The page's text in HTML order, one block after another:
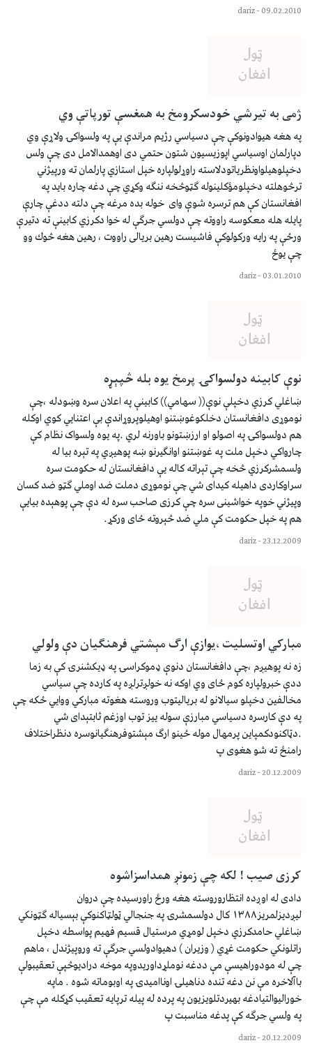
09.02.2010
–
dariz
ژمی به تيرشي خودسكرومخ به همغسې تورپاتې وي
په هغه هيوادونوكې چې دسياسي رژيم مراندې يې په ولسواكۍ ولاړې وي
دپارلمان اوسياسي اپوزيسيون شتون حتمي دی اوهمدالامل دی چې ولس
دخپلوهيلواونظرياتودلاسته راوړلولپاره خپل استازي پارلمان ته ورپيژني
ترڅوهلته دخپلومؤكلينوله ګټوڅخه ننګه وكړي چې دغه چاره بايد په
افغانستان كې هم ترسره شوې وای خوله بده مرغه چې دلته ددغې چارې
پايله هله معكوسه راووته چې دولسي جرګې له خوا دكرزي كابينې ته دتيرې
ورځې په رايه وركولوكې فاشيست رهين بريالی راووت ، رهين هغه څوك وو
چې يوځ
03.01.2010
–
dariz
نوې کابينه دولسواکۍ پرمخ يوه بله څپېړه
ښاغلي کرزي دخپلې نوې(( سهامي)) کابينې په اعلان سره وښودله ،چې
نوموړى دافغانستان دخلکوغوښتنو اوهيلوپروړاندې بې اعتنايي کوي اوکله
هم دولسواکۍ په اصولو او ارزښتونو باورنه لري .په يوه ولسواک نظام کې
چارواکي دخپل ملت په غوښتنو اوانګيرنو ښه پوهيږي په تېره بيا له
ولسمشرکرزي څخه چې تېراته کاله يې دافغانستان له حکومت سره
سراوکاردى داهيله کيداى شي چې نوموړى دملت ضد اوملي ګټو ضد کسان
وپيژني خوپه خواشينى سره چې کرزى صاحب سره له دې چې پوهېده بيايې
هم په خپل حکومت کې ملي ضد څېروته ځاى ورکړ.
23.12.2009
–
dariz
مبارکي اوتسليت ،يوازې ارګ مېشتي فرهنګيان دې ولولي
زه نه پوهيږم ،چې دافغانستان دنوې ډموکراسۍ په ډيکشنرۍ کې به زما
ددې خبرولپاره کوم ځاى وي اوکه نه خولږترلږه په کارده چې سياسي
مخالفين دخپلو سيالانو له برياليتوب وروسته هغوته مبارکي ووايي ځکه چې
په دې کارسره دسياسي مبارزې سوله ييز توب اوزغم ثابتېداى شي
.دټاکنودکمپاين پرمهال موله ځينو ارګ مېشتوفرهنګيانوسره دنظراختلاف
رامنځ ته شو هغوى پ
20.12.2009
–
dariz
كرزی صيب ! لكه چې زمونږ همداسزاشوه
دادی له اوږده انتظاروروسته هغه ورځ راورسيده چې دروان
ليږديزلمريز۱۳۸۸ كال دولسمشرۍ په جنجالي ټولټاكنوكې بېسياله ګټونكي
ښاغلي حامدكرزي دخپل لومړي مرستيال قسيم فهيم پواسطه دخپل
راتلونكي حكومت غړي ( وزيران ) دهيوادولسي جرګې ته وروپيژندل ، ماهم
چې له مودوراهيسې مې ددغه نوملړداوريدوپه موخه دراديوڅپې تعقيبولې
باآلاخره مې نن دغه تنده دناهيلۍ اونااميدۍ په اوبوماته شوه . ماپه
خوراليوالتيادغه بهيردتلويزيون په پرده له پيله ترپايه تعقيب كړكله مې چې
په ولسي جرګه كې پدغه مناسبت پ
20.12.2009
–
dariz